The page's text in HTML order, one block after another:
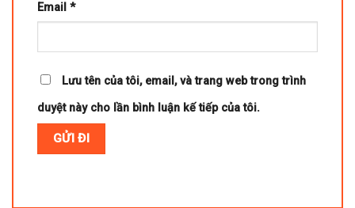
Email *
Lưu tên của tôi, email, và trang web trong trình
duyệt này cho lần bình luận kế tiếp của tôi.